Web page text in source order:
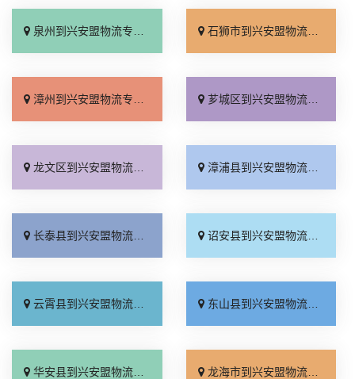
泉州到兴安盟物流专线_放心物流「要多少钱」 石狮市到兴安盟物流专线_定点发车「限时必达」
漳州到兴安盟物流专线_保证时效「价格透明」 芗城区到兴安盟物流专线_每日发车「快运有保障」
龙文区到兴安盟物流专线_保证时效「准时准点」 漳浦县到兴安盟物流专线_限时必达「直达往返」
长泰县到兴安盟物流专线_专线直达「放心物流」 诏安县到兴安盟物流专线_直达到站「随叫随到」
云霄县到兴安盟物流专线_专业调车「资质齐全」 东山县到兴安盟物流专线_不随意加价「损坏理赔」
华安县到兴安盟物流专线_保证时效「全程直达」 龙海市到兴安盟物流专线_诚信为先「合理收费」